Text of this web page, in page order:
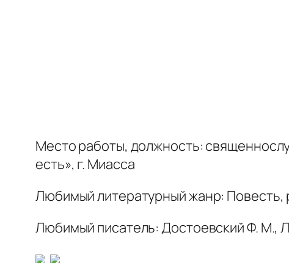
Место работы, должность:
есть», г. Миасса
Любимый литературный жанр: Повесть,
Любимый писатель: Достоевский Ф. М.,